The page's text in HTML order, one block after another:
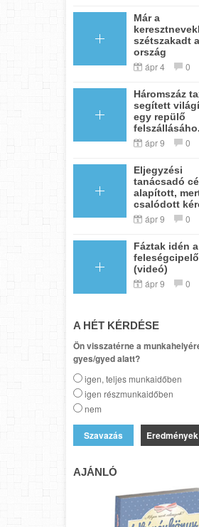
Már a
szétszakadt
ország
ápr 4 0
Háromszáz
segített
egy repülő
ápr 9 0
Eljegyzési
tanácsadó
alapított,
csalódott
ápr 9 0
Fáztak idén
(videó)
ápr 9 0
A HÉT KÉRDÉSE
Ön visszatérne a
gyes/gyed alatt?
igen, teljes munkaidőben
igen részmunkaidőben
nem
Eredmények
AJÁNLÓ